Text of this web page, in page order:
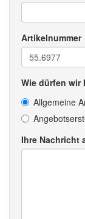
Artikelnummer
Wie dürfen wir
Allgemeine
Ihre Nachricht